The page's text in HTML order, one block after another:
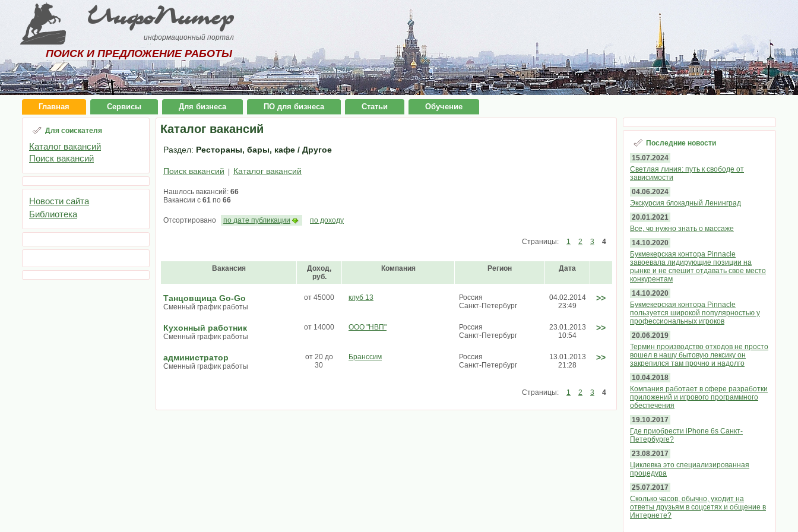
ИнфоПитер
информационный портал
ПОИСК И ПРЕДЛОЖЕНИЕ РАБОТЫ
Главная Сервисы Для бизнеса ПО для бизнеса Статьи Обучение
Для соискателя
Каталог вакансий
Поиск вакансий
Новости сайта
Библиотека
Каталог вакансий
Раздел: Рестораны, бары, кафе / Другое
Поиск вакансий Каталог вакансий
Нашлось вакансий: 66
Вакансии с 61 по 66
Отсортировано по дате публикации по доходу
Страницы: 1 2 3 4
Вакансия
Доход,
руб.
Компания Регион Дата
Танцовщица Go-Go
Сменный график работы
от 45000 клуб 13
Россия
Санкт-Петербург
04.02.2014
23:49
>>
Кухонный работник
Сменный график работы
от 14000 ООО "НВП"
Россия
Санкт-Петербург
23.01.2013
10:54
>>
администратор
Сменный график работы
от 20 до
30
Бранссим
Россия
Санкт-Петербург
13.01.2013
21:28
>>
Страницы: 1 2 3 4
Последние новости
15.07.2024
Светлая линия: путь к свободе от
зависимости
04.06.2024
Экскурсия блокадный Ленинград
20.01.2021
Все, чо нужно знать о массаже
14.10.2020
Букмекерская контора Pinnacle
завоевала лидирующие позиции на
рынке и не спешит отдавать свое место
конкурентам
14.10.2020
Букмекерская контора Pinnacle
пользуется широкой популярностью у
профессиональных игроков
20.06.2019
Термин производство отходов не просто
вошел в нашу бытовую лексику он
закрепился там прочно и надолго
10.04.2018
Компания работает в сфере разработки
приложений и игрового программного
обеспечения
19.10.2017
Где приобрести iPhone 6s Санкт-
Петербурге?
23.08.2017
Циклевка это специализированная
процедура
25.07.2017
Сколько часов, обычно, уходит на
ответы друзьям в соцсетях и общение в
Интернете?